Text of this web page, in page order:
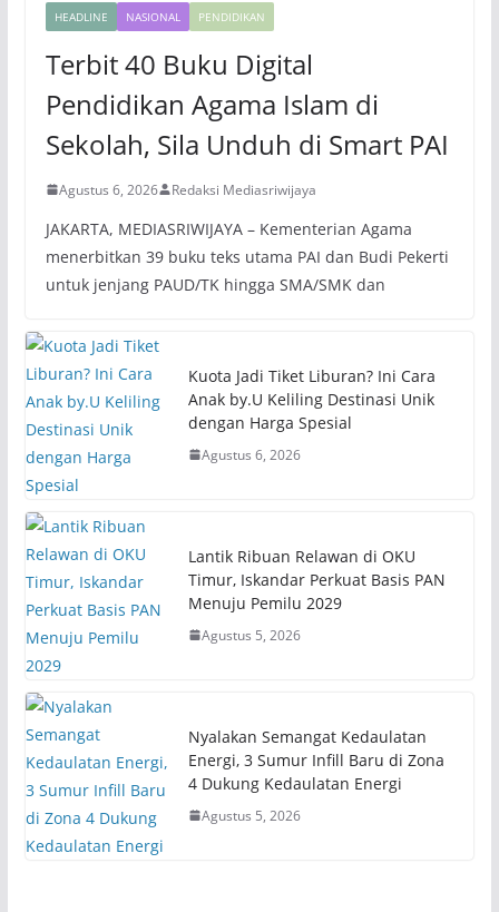
HEADLINE NASIONAL PENDIDIKAN
Terbit 40 Buku Digital
Pendidikan Agama Islam di
Sekolah, Sila Unduh di Smart PAI
Agustus 6, 2026 Redaksi Mediasriwijaya
JAKARTA, MEDIASRIWIJAYA – Kementerian Agama
menerbitkan 39 buku teks utama PAI dan Budi Pekerti
untuk jenjang PAUD/TK hingga SMA/SMK dan
Kuota Jadi Tiket Liburan? Ini Cara
Anak by.U Keliling Destinasi Unik
dengan Harga Spesial
Agustus 6, 2026
Lantik Ribuan Relawan di OKU
Timur, Iskandar Perkuat Basis PAN
Menuju Pemilu 2029
Agustus 5, 2026
Nyalakan Semangat Kedaulatan
Energi, 3 Sumur Infill Baru di Zona
4 Dukung Kedaulatan Energi
Agustus 5, 2026